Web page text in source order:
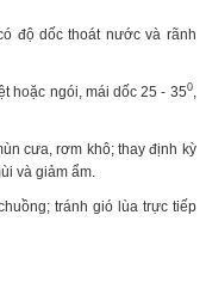
độ dốc thoát nước và rãnh
hoặc ngói, mái dốc 25 - 350,
cưa, rơm khô; thay định kỳ
và giảm ẩm.
tránh gió lùa trực tiếp